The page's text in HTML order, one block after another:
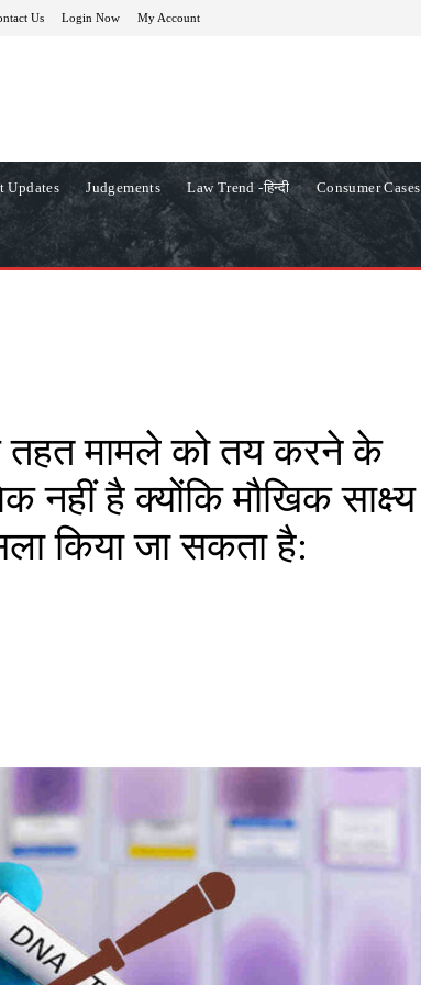
Us Login Now My Account
Updates Judgements Law Trend -हिन्दी Consumer Cases
तहत मामले को तय करने के
नहीं है क्योंकि मौखिक साक्ष्य
किया जा सकता है: